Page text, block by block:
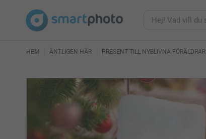
HEM ÄNTLIGEN HÄR PRESENT TILL NYBLIVNA FÖRÄLDRAR